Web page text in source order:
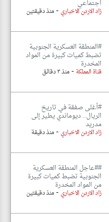
اجتماعي
زاد الاردن الاخباري -منذ دقيقتين
#المنطقة العسكرية الجنوبية
تضبط كميات كبيرة من المواد
المخدرة
قناة المملكة -منذ ٣ دقائق
#أغلى صفقة في تاريخ
الريال.. ديوماندي يطير إلى
مدريد
زاد الاردن الاخباري -منذ دقيقة
##عاجل المنطقة العسكرية
الجنوبية تضبط كميات كبيرة
من المواد المخدرة
زاد الاردن الاخباري-منذ دقيقتين